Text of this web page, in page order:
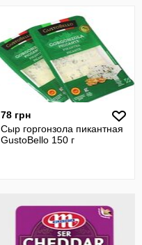
78 грн
Сыр горгонзола пикантная
GustoBello 150 г